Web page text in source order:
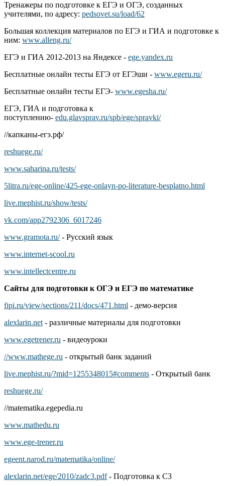
Тренажеры по подготовке к ЕГЭ и ОГЭ, созданных
учителями, по адресу: pedsovet.su/load/62
Большая коллекция материалов по ЕГЭ и ГИА и подготовке к
ним: www.alleng.ru/
ЕГЭ и ГИА 2012-2013 на Яндексе - ege.yandex.ru
Бесплатные онлайн тесты ЕГЭ от ЕГЭши - www.egeru.ru/
Бесплатные онлайн тесты ЕГЭ- www.egesha.ru/
ЕГЭ, ГИА и подготовка к
поступлению- edu.glavsprav.ru/spb/ege/spravki/
//капканы-егэ.рф/
reshuege.ru/
www.saharina.ru/tests/
5litra.ru/ege-online/425-ege-onlayn-po-literature-besplatno.html
live.mephist.ru/show/tests/
vk.com/app2792306_6017246
www.gramota.ru/- Русский язык
www.internet-scool.ru
www.intellectcentre.ru
Сайты для подготовки к ОГЭ и ЕГЭ по математике
fipi.ru/view/sections/211/docs/471.html - демо-версия
alexlarin.net - различные материалы для подготовки
www.egetrener.ru - видеоуроки
//www.mathege.ru - открытый банк заданий
live.mephist.ru/?mid=1255348015#comments - Открытый банк
reshuege.ru/
//matematika.egepedia.ru
www.mathedu.ru
www.ege-trener.ru
egeent.narod.ru/matematika/online/
alexlarin.net/ege/2010/zadc3.pdf- Подготовка к C3